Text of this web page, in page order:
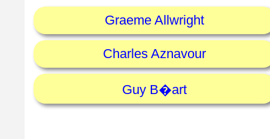
Graeme Allwright
Charles Aznavour
Guy B�art